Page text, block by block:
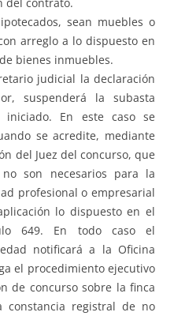
del contrato.
sean muebles o
arreglo a lo dispuesto en
bienes inmuebles.
judicial la declaración
suspenderá la subasta
En este caso se
se acredite, mediante
del Juez del concurso, que
son necesarios para la
profesional o empresarial
lo dispuesto en el
649. En todo caso el
notificará a la Oficina
el procedimiento ejecutivo
de concurso sobre la finca
constancia registral de no